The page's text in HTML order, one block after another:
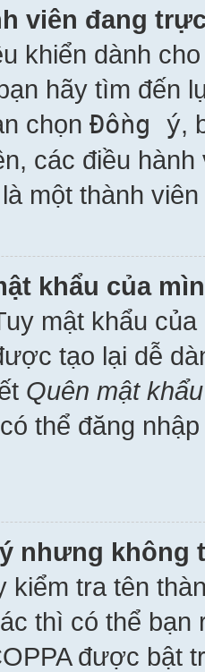
viên đang
khiển dành
hãy tìm đến
chọn Đồng ý,
các điều
một thành viên
khẩu của
mật khẩu
tạo lại dễ
Quên mật khẩu
thể đăng
nhưng không
kiểm tra tên
thì có thể
được bật